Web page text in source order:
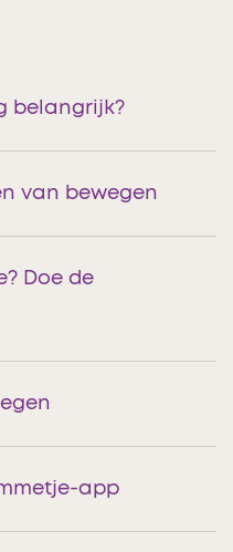
belangrijk?
van bewegen
Doe de
app